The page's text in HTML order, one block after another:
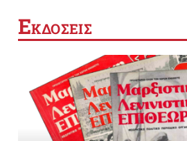
ΕΚΔΟΣΕΙΣ